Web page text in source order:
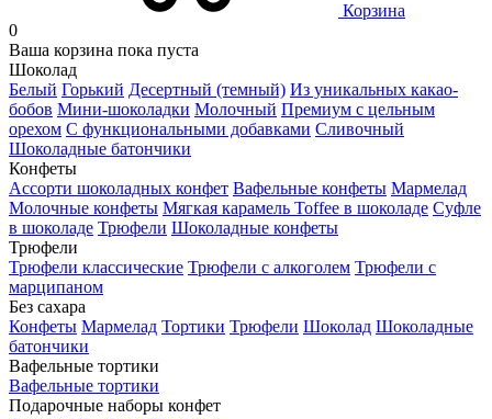
Корзина
0
Ваша корзина пока пуста
Шоколад
Белый Горький Десертный (темный) Из уникальных какао-
бобов Мини-шоколадки Молочный Премиум с цельным
орехом С функциональными добавками Сливочный
Шоколадные батончики
Конфеты
Ассорти шоколадных конфет Вафельные конфеты Мармелад
Молочные конфеты Мягкая карамель Toffee в шоколаде Суфле
в шоколаде Трюфели Шоколадные конфеты
Трюфели
Трюфели классические Трюфели с алкоголем Трюфели с
марципаном
Без сахара
Конфеты Мармелад Тортики Трюфели Шоколад Шоколадные
батончики
Вафельные тортики
Вафельные тортики
Подарочные наборы конфет